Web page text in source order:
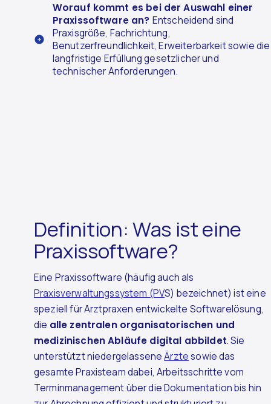
Worauf kommt es bei der Auswahl einer
Praxissoftware an? Entscheidend sind
Praxisgröße, Fachrichtung,
Benutzerfreundlichkeit, Erweiterbarkeit sowie die
langfristige Erfüllung gesetzlicher und
technischer Anforderungen.
Definition: Was ist eine
Praxissoftware?
Eine Praxissoftware (häufig auch als
Praxisverwaltungssystem (PVS) bezeichnet) ist eine
speziell für Arztpraxen entwickelte Softwarelösung,
die alle zentralen organisatorischen und
medizinischen Abläufe digital abbildet. Sie
unterstützt niedergelasseneÄrztesowie das
gesamte Praxisteam dabei, Arbeitsschritte vom
Terminmanagement über die Dokumentation bis hin